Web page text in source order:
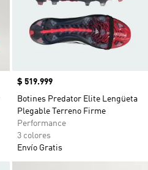
Precio
$ 519.999
Botines Predator Elite Lengüeta
Plegable Terreno Firme
Performance
3 colores
Envío Gratis